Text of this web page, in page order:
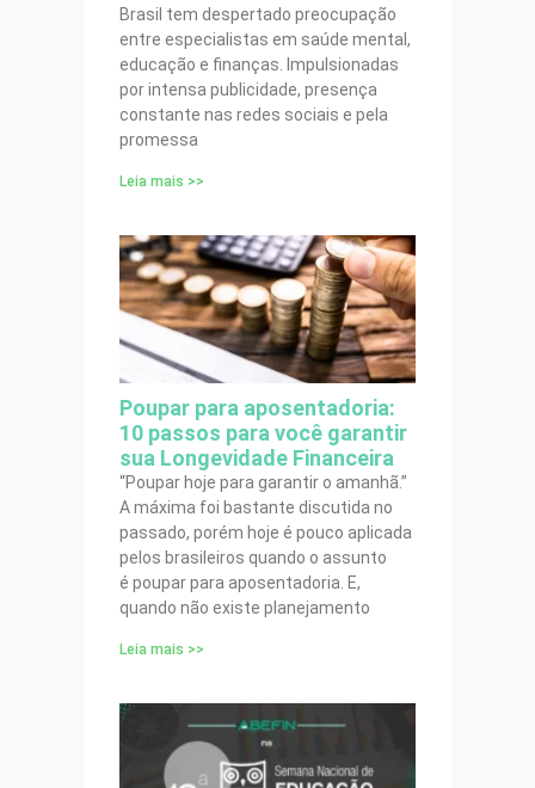
Brasil tem despertado preocupação
entre especialistas em saúde mental,
educação e finanças. Impulsionadas
por intensa publicidade, presença
constante nas redes sociais e pela
promessa
Leia mais >>
Poupar para aposentadoria:
10 passos para você garantir
sua Longevidade Financeira
“Poupar hoje para garantir o amanhã.”
A máxima foi bastante discutida no
passado, porém hoje é pouco aplicada
pelos brasileiros quando o assunto
é poupar para aposentadoria. E,
quando não existe planejamento
Leia mais >>